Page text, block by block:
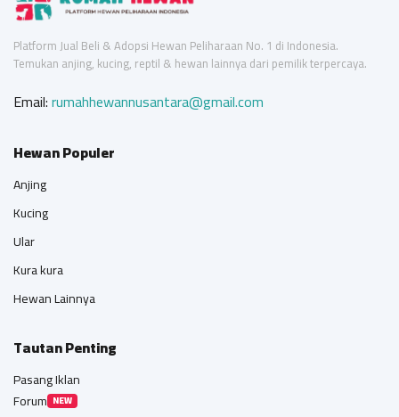
Platform Jual Beli & Adopsi Hewan Peliharaan No. 1 di Indonesia.
Temukan anjing, kucing, reptil & hewan lainnya dari pemilik terpercaya.
Email:rumahhewannusantara@gmail.com
Hewan Populer
Anjing
Kucing
Ular
Kura kura
Hewan Lainnya
Tautan Penting
Pasang Iklan
Forum NEW